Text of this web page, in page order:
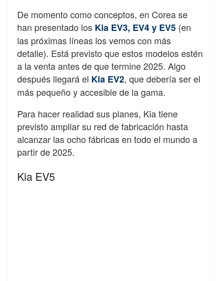
De momento como conceptos, en Corea se
han presentado los Kia EV3, EV4 y EV5 (en
las próximas líneas los vemos con más
detalle). Está previsto que estos modelos estén
a la venta antes de que termine 2025. Algo
después llegará el Kia EV2, que debería ser el
más pequeño y accesible de la gama.
Para hacer realidad sus planes, Kia tiene
previsto ampliar su red de fabricación hasta
alcanzar las ocho fábricas en todo el mundo a
partir de 2025.
Kia EV5